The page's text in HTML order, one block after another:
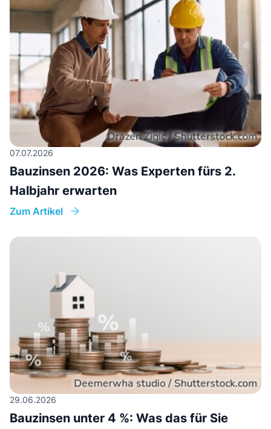
07.07.2026
Bauzinsen 2026: Was Experten fürs 2.
Halbjahr erwarten
Zum Artikel
29.06.2026
Bauzinsen unter 4 %: Was das für Sie